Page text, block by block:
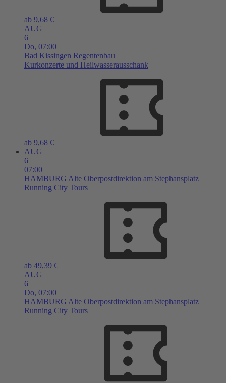
ab 9,68 €
AUG
6
Do, 07:00
Bad Kissingen Regentenbau
Kurkonzerte und Heilwasserausschank
ab 9,68 €
AUG
6
07:00
HAMBURG Alte Oberpostdirektion am Stephansplatz
Running City Tours
ab 49,39 €
AUG
6
Do, 07:00
HAMBURG Alte Oberpostdirektion am Stephansplatz
Running City Tours